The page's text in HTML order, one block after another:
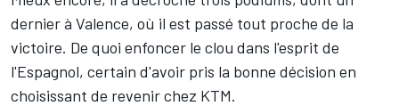
dernier à Valence, où il est passé tout proche de la
victoire. De quoi enfoncer le clou dans l'esprit de
l'Espagnol, certain d'avoir pris la bonne décision en
choisissant de revenir chez KTM.